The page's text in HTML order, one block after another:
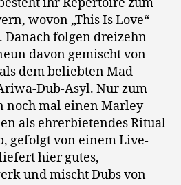
wovon „This Is Love“
Danach folgen dreizehn
davon gemischt von
dem beliebten Mad
Dub-Asyl. Nur zum
noch mal einen Marley-
als ehrerbietendes Ritual
gefolgt von einem Live-
hier gutes,
und mischt Dubs von